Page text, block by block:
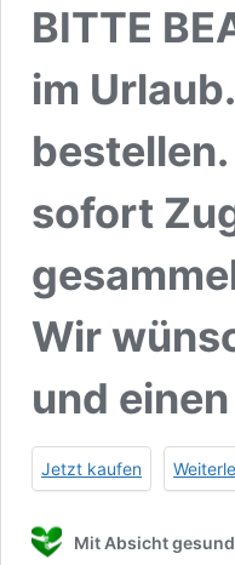
BITTE
im
sofort
Wir
und
Jetzt kaufen
Mit Absicht gesund